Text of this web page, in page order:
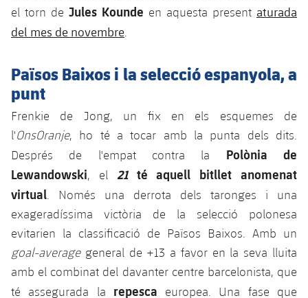
Calendari
Resultats
Fotos
Notícies
Voleibol masculí
Voleibol femení
Apunta't a les amateurs
plusicon
més
Carnet de l'Esportista Amateur
League of Legends
VALORANT Rising
VALORANT Game Changers
eFootball
el torn de Jules Kounde en aquesta present aturada
del mes de novembre
Països Baixos i la selecció espanyola, a
punt
Frenkie de Jong, un fix en els esquemes de
l'OnsOranje, ho té a tocar amb la punta dels dits.
Després de l'empat contra la Polònia de
Lewandowski, el 21 té aquell bitllet anomenat
virtual . Només una derrota dels taronges i una
exageradíssima victòria de la selecció polonesa
evitarien la classificació de Països Baixos. Amb un
goal-averagegeneral de +13 a favor en la seva lluita
amb el combinat del davanter centre barcelonista, que
té assegurada la repesca europea. Una fase que